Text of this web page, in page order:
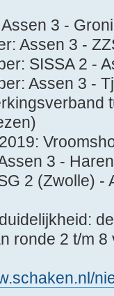
3 -
Assen 3 -
SISSA 2 -
Assen 3 -
3 -
2 (Zwolle) -
ronde 2 t/m